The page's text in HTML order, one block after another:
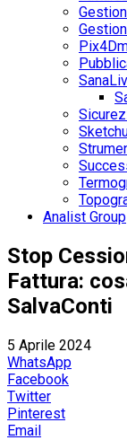
Analist Group
Stop
Fattura:
SalvaConti
5 Aprile 2024
WhatsApp
Facebook
Twitter
Pinterest
Email